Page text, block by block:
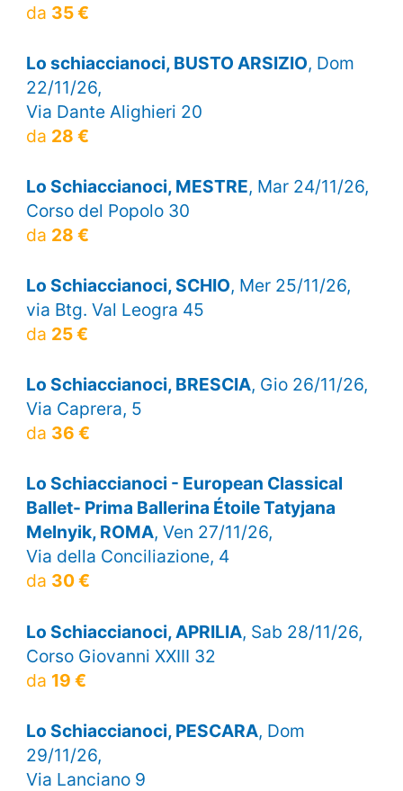
da 35 €
Lo schiaccianoci, BUSTO ARSIZIO, Dom
22/11/26,
Via Dante Alighieri 20
da 28 €
Lo Schiaccianoci, MESTRE, Mar 24/11/26,
Corso del Popolo 30
da 28 €
Lo Schiaccianoci, SCHIO, Mer 25/11/26,
via Btg. Val Leogra 45
da 25 €
Lo Schiaccianoci, BRESCIA, Gio 26/11/26,
Via Caprera, 5
da 36 €
Lo Schiaccianoci - European Classical
Ballet- Prima Ballerina Étoile Tatyjana
Melnyik, ROMA, Ven 27/11/26,
Via della Conciliazione, 4
da 30 €
Lo Schiaccianoci, APRILIA, Sab 28/11/26,
Corso Giovanni XXIII 32
da 19 €
Lo Schiaccianoci, PESCARA, Dom
29/11/26,
Via Lanciano 9